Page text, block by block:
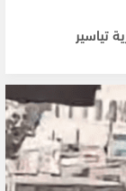
تياسير